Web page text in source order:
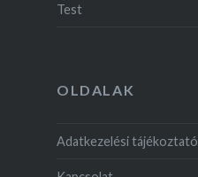
Test
OLDALAK
Adatkezelési tájékoztató